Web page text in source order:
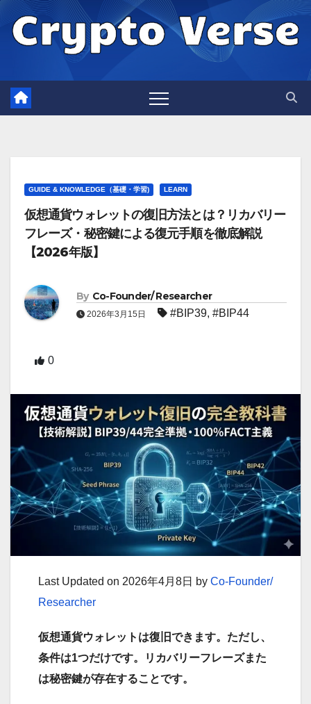
Skip
GUIDE & KNOWLEDGE（基礎・学習) LEARN
仮想通貨ウォレットの復旧方法とは？リカバリー
フレーズ・秘密鍵による復元手順を徹底解説
【2026年版】
By Co-Founder/ Researcher
2026年3月15日 #BIP39, #BIP44
0
Last Updated on 2026年4月8日 by Co-Founder/
Researcher
仮想通貨ウォレットは復旧できます。ただし、
条件は1つだけです。リカバリーフレーズまた
は秘密鍵が存在することです。